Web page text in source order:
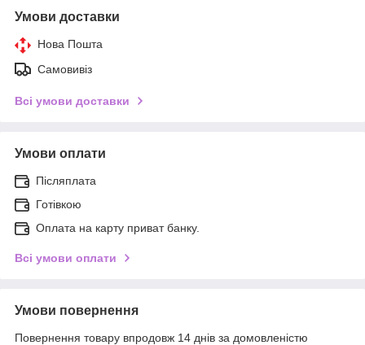
Умови доставки
Нова Пошта
Самовивіз
Всі умови доставки
Умови оплати
Післяплата
Готівкою
Оплата на карту приват банку.
Всі умови оплати
Умови повернення
Повернення товару впродовж 14 днів за домовленістю